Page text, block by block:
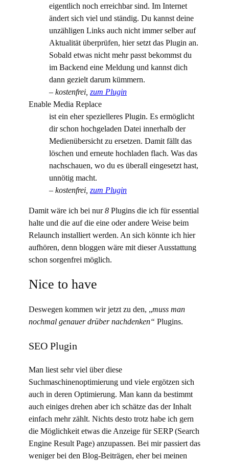
eigentlich noch erreichbar sind. Im Internet
ändert sich viel und ständig. Du kannst deine
unzähligen Links auch nicht immer selber auf
Aktualität überprüfen, hier setzt das Plugin an.
Sobald etwas nicht mehr passt bekommst du
im Backend eine Meldung und kannst dich
dann gezielt darum kümmern.
– kostenfrei, zum Plugin
Enable Media Replace
ist ein eher spezielleres Plugin. Es ermöglicht
dir schon hochgeladen Datei innerhalb der
Medienübersicht zu ersetzen. Damit fällt das
löschen und erneute hochladen flach. Was das
nachschauen, wo du es überall eingesetzt hast,
unnötig macht.
– kostenfrei, zum Plugin
Damit wäre ich bei nur8 Plugins die ich für essential
halte und die auf die eine oder andere Weise beim
Relaunch installiert werden. An sich könnte ich hier
aufhören, denn bloggen wäre mit dieser Ausstattung
schon sorgenfrei möglich.
Nice to have
Deswegen kommen wir jetzt zu den, „muss man
nochmal genauer drüber nachdenken“ Plugins.
SEO Plugin
Man liest sehr viel über diese
Suchmaschinenoptimierung und viele ergötzen sich
auch in deren Optimierung. Man kann da bestimmt
auch einiges drehen aber ich schätze das der Inhalt
einfach mehr zählt. Nichts desto trotz habe ich gern
die Möglichkeit etwas die Anzeige für SERP (Search
Engine Result Page) anzupassen. Bei mir passiert das
weniger bei den Blog-Beiträgen, eher bei meinen